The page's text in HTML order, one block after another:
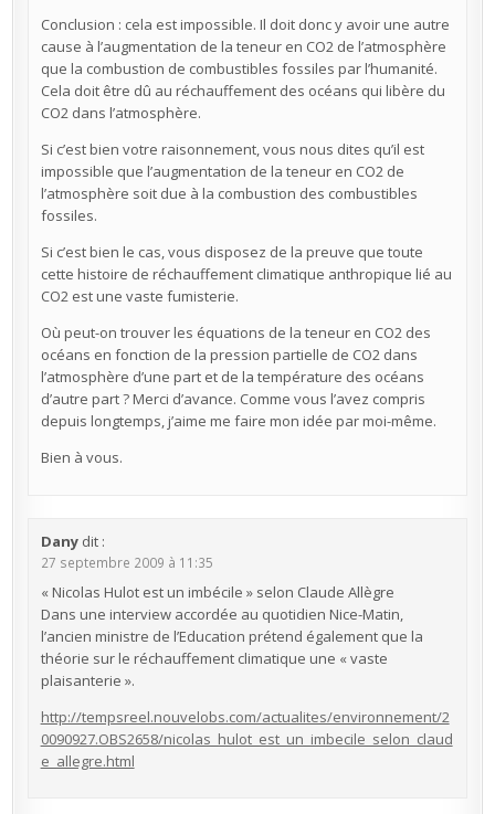
Conclusion : cela est impossible. Il doit donc y avoir une autre
cause à l’augmentation de la teneur en CO2 de l’atmosphère
que la combustion de combustibles fossiles par l’humanité.
Cela doit être dû au réchauffement des océans qui libère du
CO2 dans l’atmosphère.
Si c’est bien votre raisonnement, vous nous dites qu’il est
impossible que l’augmentation de la teneur en CO2 de
l’atmosphère soit due à la combustion des combustibles
fossiles.
Si c’est bien le cas, vous disposez de la preuve que toute
cette histoire de réchauffement climatique anthropique lié au
CO2 est une vaste fumisterie.
Où peut-on trouver les équations de la teneur en CO2 des
océans en fonction de la pression partielle de CO2 dans
l’atmosphère d’une part et de la température des océans
d’autre part ? Merci d’avance. Comme vous l’avez compris
depuis longtemps, j’aime me faire mon idée par moi-même.
Bien à vous.
Dany dit :
27 septembre 2009 à 11:35
« Nicolas Hulot est un imbécile » selon Claude Allègre
Dans une interview accordée au quotidien Nice-Matin,
l’ancien ministre de l’Education prétend également que la
théorie sur le réchauffement climatique une « vaste
plaisanterie ».
http://tempsreel.nouvelobs.com/actualites/environnement/2
0090927.OBS2658/nicolas_hulot_est_un_imbecile_selon_claud
e_allegre.html